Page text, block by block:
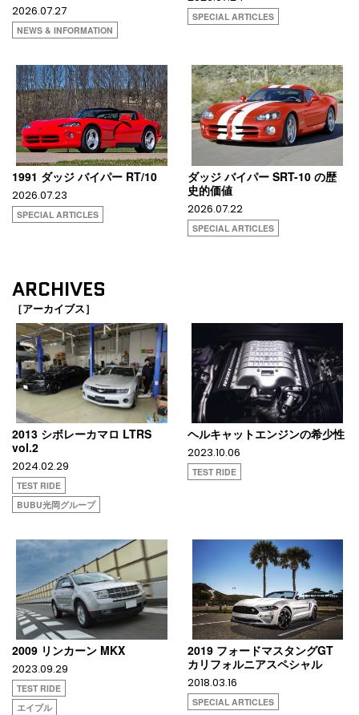
2026.07.27
NEWS & INFORMATION
SPECIAL ARTICLES
1991 ダッジ バイパー RT/10
2026.07.23
SPECIAL ARTICLES
ダッジ バイパー SRT-10 の歴
史的価値
2026.07.22
SPECIAL ARTICLES
ARCHIVES
［アーカイブス］
2013 シボレーカマロ LTRS
vol.2
2024.02.29
TEST RIDE
BUBU光岡グループ
ヘルキャットエンジンの希少性
2023.10.06
TEST RIDE
2009 リンカーン MKX
2023.09.29
TEST RIDE
エイブル
2019 フォードマスタングGT
カリフォルニアスペシャル
2018.03.16
SPECIAL ARTICLES